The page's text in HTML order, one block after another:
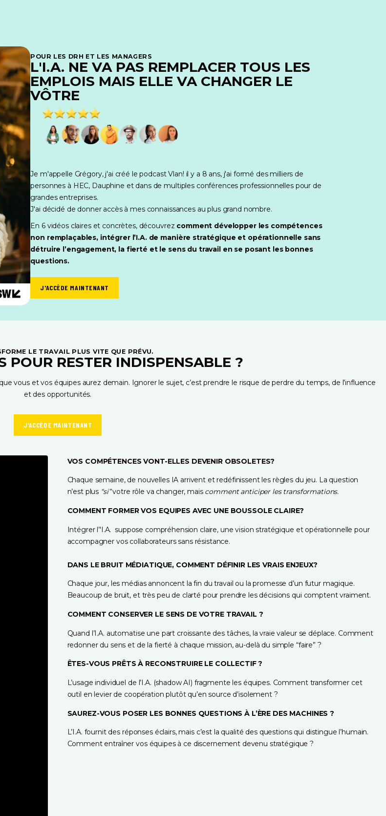
POUR LES DRH ET LES MANAGERS
L'I.A. NE VA PAS REMPLACER TOUS LES
EMPLOIS MAIS ELLE VA CHANGER LE
VÔTRE
Je m'appelle Grégory, j'ai créé le podcast Vlan! il y a 8 ans, j'ai formé des milliers de
personnes à HEC, Dauphine et dans de multiples conférences professionnelles pour de
grandes entreprises.
J'ai décidé de donner accès à mes connaissances au plus grand nombre.
En 6 vidéos claires et concrètes, découvrez comment développer les compétences
non remplaçables, intégrer l’I.A. de manière stratégique et opérationnelle sans
détruire l’engagement, la fierté et le sens du travail en se posant les bonnes
questions.
J'ACCÈDE MAINTENANT
LE TRAVAIL PLUS VITE QUE PRÉVU.
POUR RESTER INDISPENSABLE ?
vous et vos équipes aurez demain. Ignorer le sujet, c’est prendre le risque de perdre du temps, de l’influence
et des opportunités.
J'ACCÈDE MAINTENANT
VOS COMPÉTENCES VONT-ELLES DEVENIR OBSOLETES?
Chaque semaine, de nouvelles IA arrivent et redéfinissent les règles du jeu. La question
n’est plus “si” votre rôle va changer, mais comment anticiper les transformations.
COMMENT FORMER VOS EQUIPES AVEC UNE BOUSSOLE CLAIRE?
Intégrer l’'I.A.  suppose compréhension claire, une vision stratégique et opérationnelle pour
accompagner vos collaborateurs sans résistance.
DANS LE BRUIT MÉDIATIQUE, COMMENT DÉFINIR LES VRAIS ENJEUX?
Chaque jour, les médias annoncent la fin du travail ou la promesse d’un futur magique.
Beaucoup de bruit, et très peu de clarté pour prendre les décisions qui comptent vraiment.
COMMENT CONSERVER LE SENS DE VOTRE TRAVAIL ?
Quand l’I.A. automatise une part croissante des tâches, la vraie valeur se déplace. Comment
redonner du sens et de la fierté à chaque mission, au-delà du simple “faire” ?
ÊTES-VOUS PRÊTS À RECONSTRUIRE LE COLLECTIF ?
L’usage individuel de l’I.A. (shadow AI) fragmente les équipes. Comment transformer cet
outil en levier de coopération plutôt qu’en source d’isolement ?
SAUREZ-VOUS POSER LES BONNES QUESTIONS À L’ÈRE DES MACHINES ?
L’I.A. fournit des réponses éclairs, mais c’est la qualité des questions qui distingue l’humain.
Comment entraîner vos équipes à ce discernement devenu stratégique ?